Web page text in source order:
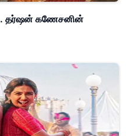
தர்ஷன் கணேசனின்